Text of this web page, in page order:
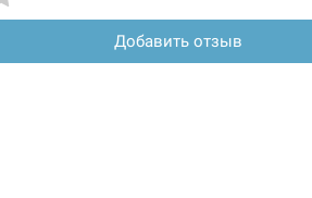
Добавить отзыв